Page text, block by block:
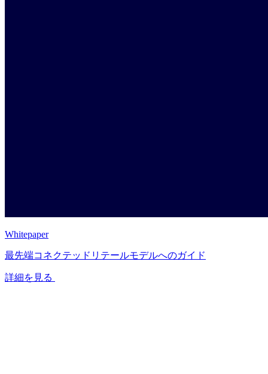
Whitepaper
最先端コネクテッドリテールモデルへのガイド
詳細を見る